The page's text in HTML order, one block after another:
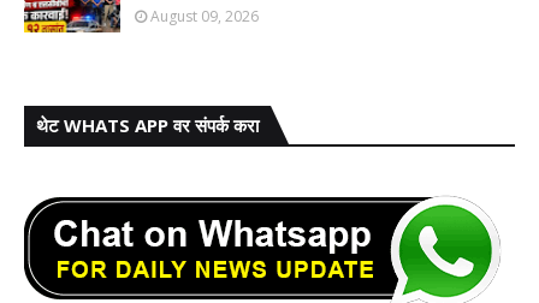
August 09, 2026
थेट WHATS APP वर संपर्क करा